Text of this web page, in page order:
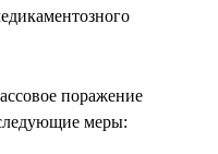
поражение
меры: